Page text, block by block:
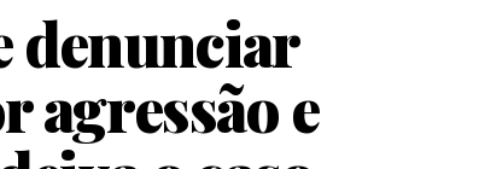
denunciar
agressão e